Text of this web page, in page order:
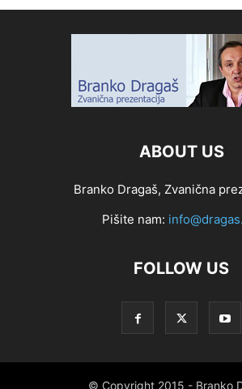
ABOUT US
Branko Dragaš, Zvanična
Pišite nam:
FOLLOW US
© Copyright 2015 - Branko